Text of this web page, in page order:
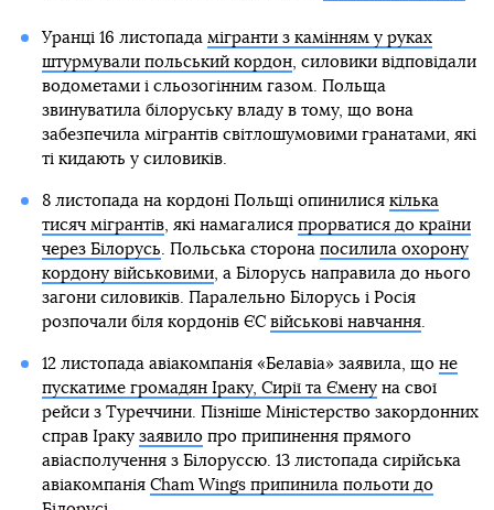
Уранці 16 листопада мігранти з камінням у руках
штурмували польський кордон, силовики відповідали
водометами і сльозогінним газом. Польща
звинуватила білоруську владу в тому, що вона
забезпечила мігрантів світлошумовими гранатами, які
ті кидають у силовиків.
8 листопада на кордоні Польщі опинилися кілька
тисяч мігрантів, які намагалися прорватися до країни
через Білорусь. Польська сторона посилила охорону
кордону військовими, а Білорусь направила до нього
загони силовиків. Паралельно Білорусь і Росія
розпочали біля кордонів ЄС військові навчання.
12 листопада авіакомпанія «Белавіа» заявила, що не
пускатиме громадян Іраку, Сирії та Єменуна свої
рейси з Туреччини. Пізніше Міністерство закордонних
справ Іраку заявилопро припинення прямого
авіасполучення з Білоруссю. 13 листопада сирійська
авіакомпанія Cham Wings припинила польоти до